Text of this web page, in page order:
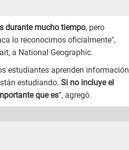
durante mucho tiempo, pero
lo reconocimos oficialmente",
a National Geographic.
estudiantes aprenden información
estudiando. Si no incluye el
que es”, agregó.